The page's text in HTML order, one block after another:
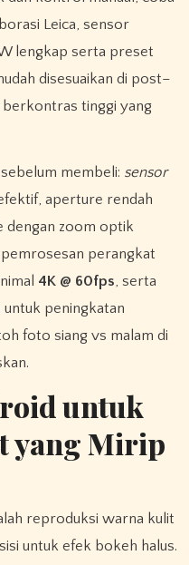
Leica, sensor
lengkap serta preset
disesuaikan di post–
tinggi yang
membeli: sensor
aperture rendah
dengan zoom optik
perangkat
4K @ 60fps , serta
peningkatan
foto siang vs malam di
untuk
yang Mirip
reproduksi warna kulit
untuk efek bokeh halus.